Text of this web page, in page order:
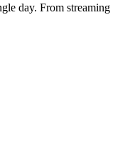
day. From streaming